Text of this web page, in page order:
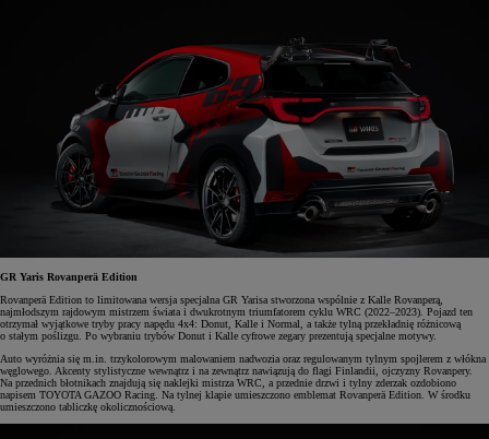
GR Yaris Rovanperä Edition
Rovanperä Edition to limitowana wersja specjalna GR Yarisa stworzona wspólnie z Kalle Rovanperą,
najmłodszym rajdowym mistrzem świata i dwukrotnym triumfatorem cyklu WRC (2022–2023). Pojazd ten
otrzymał wyjątkowe tryby pracy napędu 4x4: Donut, Kalle i Normal, a także tylną przekładnię różnicową
o stałym poślizgu. Po wybraniu trybów Donut i Kalle cyfrowe zegary prezentują specjalne motywy.
Auto wyróżnia się m.in. trzykolorowym malowaniem nadwozia oraz regulowanym tylnym spojlerem z włókna
węglowego. Akcenty stylistyczne wewnątrz i na zewnątrz nawiązują do flagi Finlandii, ojczyzny Rovanpery.
Na przednich błotnikach znajdują się naklejki mistrza WRC, a przednie drzwi i tylny zderzak ozdobiono
napisem TOYOTA GAZOO Racing. Na tylnej klapie umieszczono emblemat Rovanperä Edition. W środku
umieszczono tabliczkę okolicznościową.